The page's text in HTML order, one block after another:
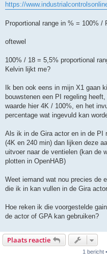
https://
Proportional range in % = 100% /
oftewel
100% / 18 = 5,5% proportional
Kelvin lijkt me?
Ik ben ook eens in mijn X1 gaan
bouwstenen een PI regeling
waarde hier 4K / 100%, en het
percentage wat ingevuld kan
Als ik in de Gira actor en in de PI
(4K en 240 min) dan lijken deze
uitvoer naar de ventielen (kan de
plotten in OpenHAB)
Weet iemand wat nou precies de
die ik in kan vullen in de Gira
Hoe reken ik die voorgestelde
de actor of GPA kan gebruiken?
Plaats reactie
1 bericht